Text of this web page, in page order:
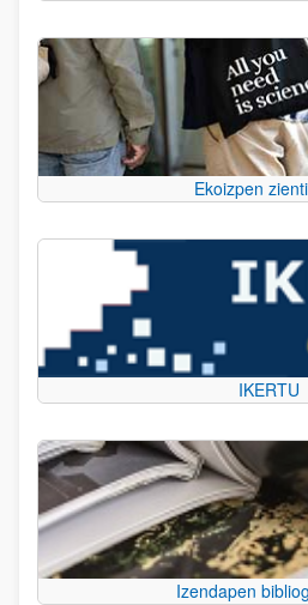
Ekoizpen
IKERTU
Izendapen